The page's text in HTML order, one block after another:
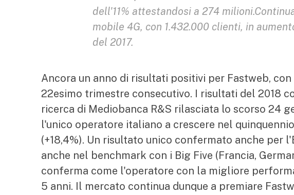
dell'11% attestandosi a 274
mobile 4G, con 1.432.000 clienti, in
del 2017.
Ancora un anno di risultati positivi per Fastweb,
22esimo trimestre consecutivo. I risultati del 2018
ricerca di Mediobanca R&S rilasciata lo scorso 24
l'unico operatore italiano a crescere nel
(+18,4%). Un risultato unico confermato anche per
anche nel benchmark con i Big Five (Francia,
conferma come l'operatore con la migliore
5 anni. Il mercato continua dunque a premiare